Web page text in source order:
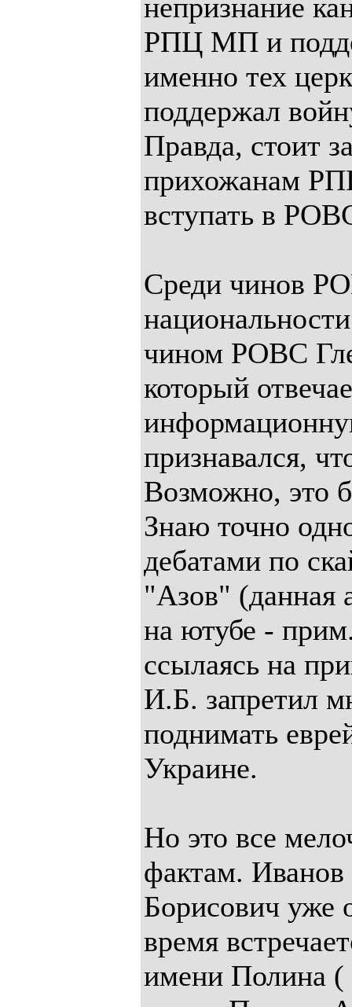
непризнание
РПЦ МП и
именно тех
поддержал
Правда, стоит
прихожанам
вступать в
Среди чинов
чином РОВС
который
признавался,
Возможно, это
Знаю точно
дебатами по
"Азов" (данная
на ютубе -
ссылаясь на
И.Б. запретил
поднимать
Украине.
Но это все
фактам.
Борисович уже
время
имени Полина (